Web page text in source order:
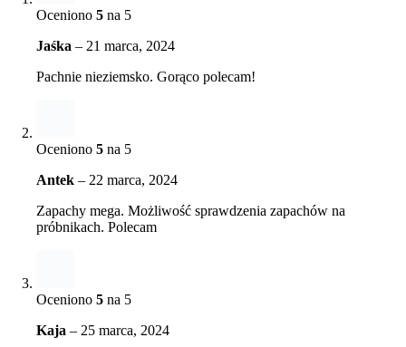
Oceniono 5 na 5
Jaśka – 21 marca, 2024
Pachnie nieziemsko. Gorąco polecam!
Oceniono 5 na 5
Antek – 22 marca, 2024
Zapachy mega. Możliwość sprawdzenia zapachów na
próbnikach. Polecam
Oceniono 5 na 5
Kaja – 25 marca, 2024